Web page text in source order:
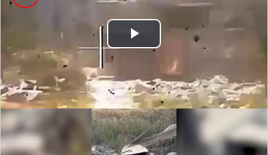
Play
Video